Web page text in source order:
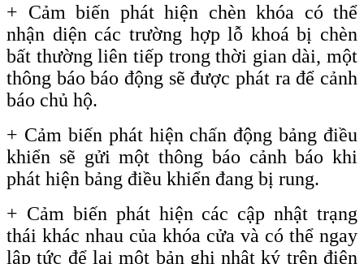
+ Cảm biến phát hiện chèn khóa có thể
nhận diện các trường hợp lỗ khoá bị chèn
bất thường liên tiếp trong thời gian dài, một
thông báo báo động sẽ được phát ra để cảnh
báo chủ hộ.
+ Cảm biến phát hiện chấn động bảng điều
khiển sẽ gửi một thông báo cảnh báo khi
phát hiện bảng điều khiển đang bị rung.
+ Cảm biến phát hiện các cập nhật trạng
thái khác nhau của khóa cửa và có thể ngay
lập tức để lại một bản ghi nhật ký trên điện